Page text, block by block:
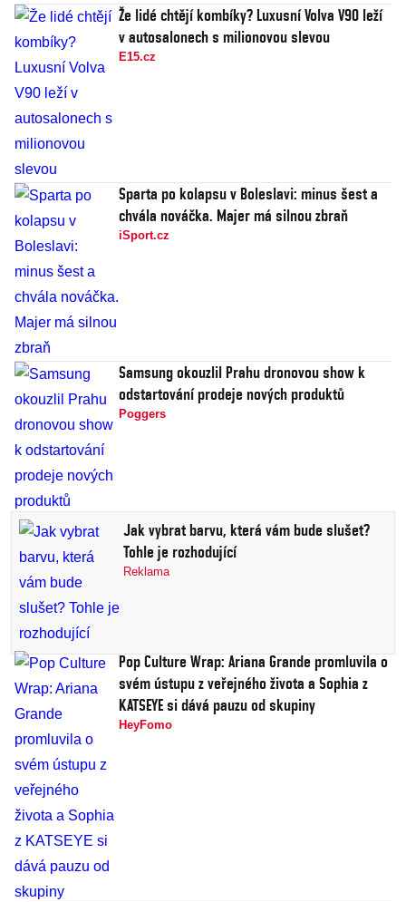
Že lidé chtějí kombíky? Luxusní Volva V90 leží
v autosalonech s milionovou slevou
E15.cz
Sparta po kolapsu v Boleslavi: minus šest a
chvála nováčka. Majer má silnou zbraň
iSport.cz
Samsung okouzlil Prahu dronovou show k
odstartování prodeje nových produktů
Poggers
Jak vybrat barvu, která vám bude slušet?
Tohle je rozhodující
Reklama
Pop Culture Wrap: Ariana Grande promluvila o
svém ústupu z veřejného života a Sophia z
KATSEYE si dává pauzu od skupiny
HeyFomo